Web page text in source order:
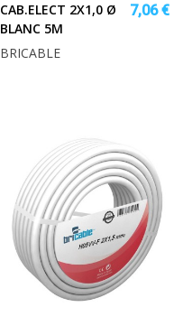
CAB.ELECT 2X1,0 Ø
BLANC 5M
7,06 €
BRICABLE